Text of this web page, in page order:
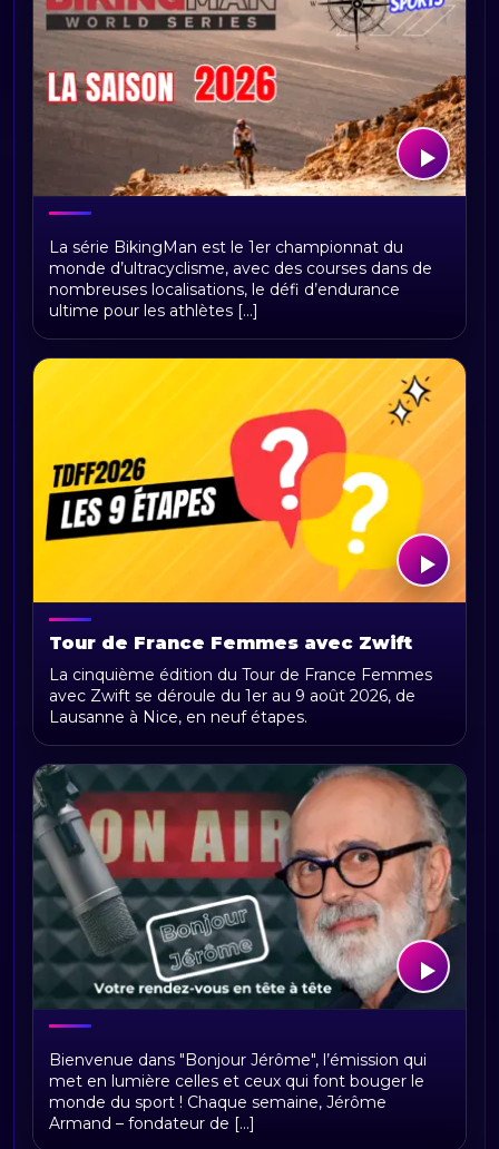
BikingMan Direct : toute la saison 2026
du championnat du monde
d'ultracyclisme sur Radio Sports
La série BikingMan est le 1er championnat du
monde d’ultracyclisme, avec des courses dans de
nombreuses localisations, le défi d’endurance
ultime pour les athlètes [...]
Tour de France Femmes avec Zwift
2026 : parcours, étapes, calendrier et
actualités
La cinquième édition du Tour de France Femmes
avec Zwift se déroule du 1er au 9 août 2026, de
Lausanne à Nice, en neuf étapes.
Bonjour Jerome
Bienvenue dans "Bonjour Jérôme", l’émission qui
met en lumière celles et ceux qui font bouger le
monde du sport ! Chaque semaine, Jérôme
Armand – fondateur de [...]